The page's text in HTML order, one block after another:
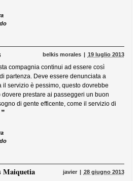
belkis morales 19 luglio 2013
compagnia continui ad essere così
partenza. Deve essere denunciata a
il servizio è pessimo, questo dovrebbe
prestare ai passeggeri un buon
di gente efficente, come il servizio di
”
Maiquetia javier 28 giugno 2013